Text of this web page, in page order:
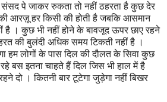
पे जाकर रुकता तो नहीं ठहरता है कुछ देर
आरज़ू हर किसी की होती है जबकि आसमान
है । कुछ भी नहीं होने के बावजूद ऊपर छाए रहने
की बुलंदी अधिक समय टिकती नहीं है ।
हम लोगों के पास दिल की दौलत के सिवा कुछ
बस इतना चाहते हैं दिल जिस भी हाल में है
दो । कितनी बार टूटेगा जुड़ेगा नहीं बिखर